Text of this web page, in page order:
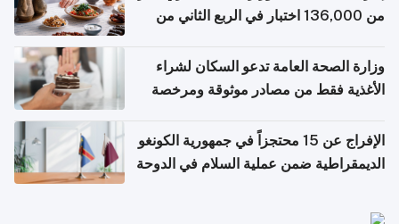
من 136,000 اختبار في الربع الثاني من
وزارة الصحة العامة تدعو السكان لشراء
الأغذية فقط من مصادر موثوقة ومرخصة
الإفراج عن 15 محتجزاً في جمهورية الكونغو
الديمقراطية ضمن عملية السلام في الدوحة